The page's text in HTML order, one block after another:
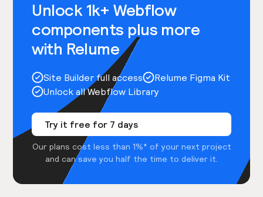
Unlock 1k+ Webflow
components plus more
with Relume
Site Builder full access
Relume Figma Kit
Unlock all Webflow Library
Try it free for 7 days
Our plans cost less than 1%* of your next project
and can save you half the time to deliver it.